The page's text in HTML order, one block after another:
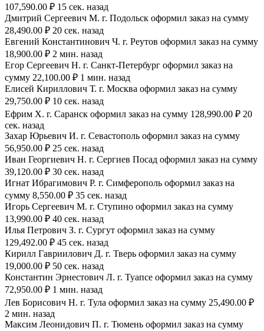
107,590.00 ₽ 15 сек. назад
Дмитрий Сергеевич М. г. Подольск оформил заказ на сумму
28,490.00 ₽ 20 сек. назад
Евгений Константинович Ч. г. Реутов оформил заказ на сумму
18,900.00 ₽ 2 мин. назад
Егор Сергеевич Н. г. Санкт-Петербург оформил заказ на
сумму 22,100.00 ₽ 1 мин. назад
Елисей Кириллович Т. г. Москва оформил заказ на сумму
29,750.00 ₽ 10 сек. назад
Ефрим Х. г. Саранск оформил заказ на сумму 128,990.00 ₽ 20
сек. назад
Захар Юрьевич И. г. Севастополь оформил заказ на сумму
56,950.00 ₽ 25 сек. назад
Иван Георгиевич Н. г. Сергиев Посад оформил заказ на сумму
39,120.00 ₽ 30 сек. назад
Игнат Ибрагимович Р. г. Симферополь оформил заказ на
сумму 8,550.00 ₽ 35 сек. назад
Игорь Сергеевич М. г. Ступино оформил заказ на сумму
13,990.00 ₽ 40 сек. назад
Илья Петрович З. г. Сургут оформил заказ на сумму
129,492.00 ₽ 45 сек. назад
Кирилл Гавриилович Д. г. Тверь оформил заказ на сумму
19,000.00 ₽ 50 сек. назад
Константин Эрнестович Л. г. Туапсе оформил заказ на сумму
72,950.00 ₽ 1 мин. назад
Лев Борисович Н. г. Тула оформил заказ на сумму 25,490.00 ₽
2 мин. назад
Максим Леонидович П. г. Тюмень оформил заказ на сумму